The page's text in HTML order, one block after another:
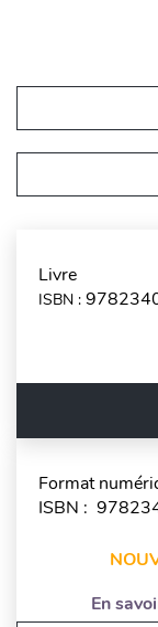
Livre
ISBN :
Format
ISBN :
En